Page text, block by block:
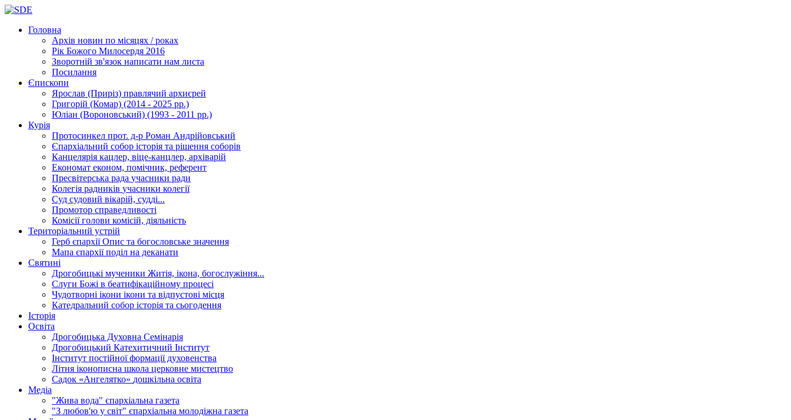
Головна
Архів новин по місяцях / роках
Рік Божого Милосердя 2016
Зворотній зв'язок написати нам листа
Посилання
Єпископи
Ярослав (Приріз) правлячий архиєрей
Григорій (Комар) (2014 - 2025 рр.)
Юліан (Вороновський) (1993 - 2011 рр.)
Курія
Протосинкел прот. д-р Роман Андрійовський
Єпархіальний собор історія та рішення соборів
Канцелярія кацлер, віце-канцлер, архіварій
Економат економ, помічник, референт
Пресвітерська рада учасники ради
Колегія радників учасники колегії
Суд судовий вікарій, судді...
Промотор справедливості
Комісіїголови комісій, діяльність
Територіальний устрій
Герб єпархіїОпис та богословське значення
Мапа єпархіїподіл на деканати
Святині
Дрогобицькі мученики Житія, ікона, богослужіння...
Слуги Божі в беатифікаційному процесі
Чудотворні ікони ікони та відпустові місця
Катедральний собор історія та сьогодення
Історія
Освіта
Дрогобицька Духовна Семінарія
Дрогобицький Катехитичний Інститут
Інститут постійної формації духовенства
Літня іконописна школа церковне мистецтво
Садок «Ангелятко» дошкільна освіта
Медіа
"Жива вода" єпархіальна газета
"З любов'ю у світ" єпархіальна молодіжна газета